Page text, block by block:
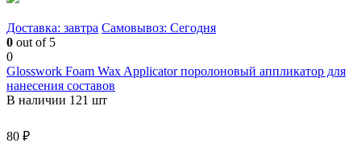
Доставка: завтра Самовывоз: Сегодня
0 out of 5
0
Glosswork Foam Wax Applicator поролоновый аппликатор для
нанесения составов
В наличии 121 шт
80 ₽